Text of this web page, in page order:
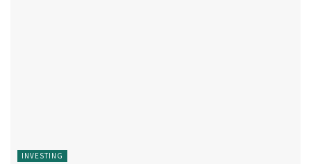
INVESTING